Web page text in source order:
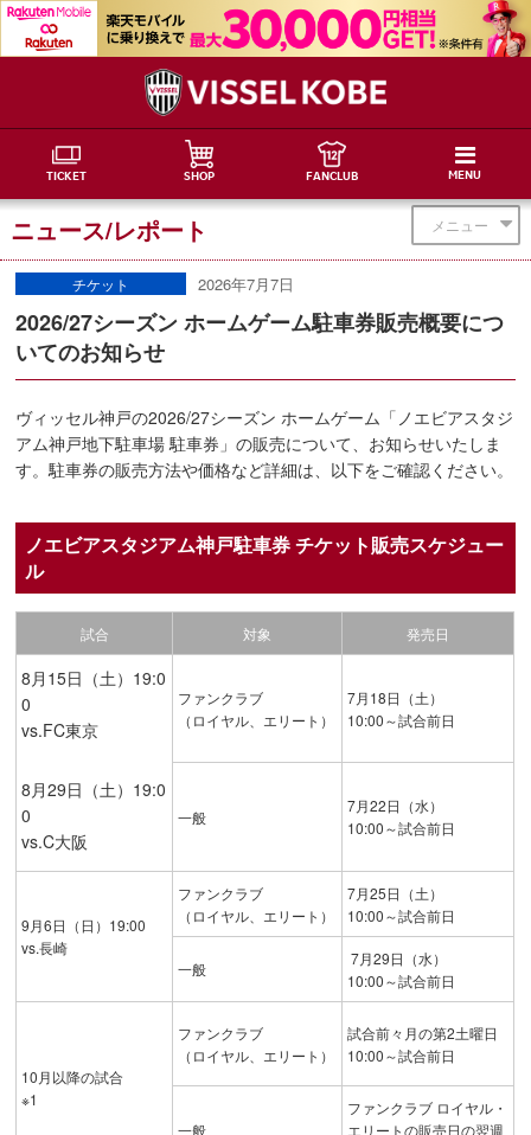
TICKET SHOP FANCLUB MENU
メニュー
ニュース/レポート
チケット 2026年7月7日
2026/27シーズン ホームゲーム駐車券販売概要につ
いてのお知らせ
ヴィッセル神戸の2026/27シーズン ホームゲーム「ノエビアスタジ
アム神戸地下駐車場 駐車券」の販売について、お知らせいたしま
す。駐車券の販売方法や価格など詳細は、以下をご確認ください。
ノエビアスタジアム神戸駐車券 チケット販売スケジュー
ル
試合 対象 発売日
8月15日（土）19:0
0
vs.FC東京
8月29日（土）19:0
0
vs.C大阪
ファンクラブ
（ロイヤル、エリート）
7月18日（土）
10:00～試合前日
一般
7月22日（水）
10:00～試合前日
9月6日（日）19:00
vs.長崎
ファンクラブ
（ロイヤル、エリート）
7月25日（土）
10:00～試合前日
一般
7月29日（水）
10:00～試合前日
10月以降の試合
※1
ファンクラブ
（ロイヤル、エリート）
試合前々月の第2土曜日
10:00～試合前日
一般
ファンクラブ ロイヤル・
エリートの販売日の翌週